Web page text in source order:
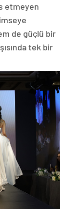
etmeyen
de güçlü bir
tek bir